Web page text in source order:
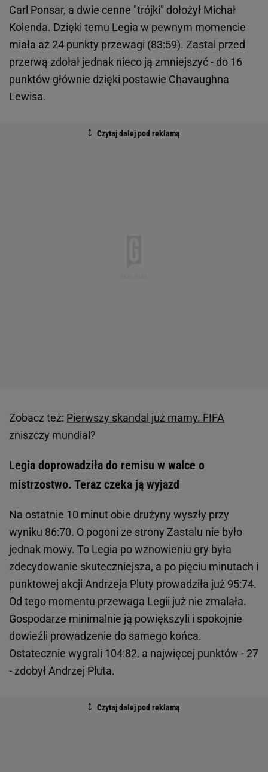
Carl Ponsar, a dwie cenne "trójki" dołożył Michał
Kolenda. Dzięki temu Legia w pewnym momencie
miała aż 24 punkty przewagi (83:59). Zastal przed
przerwą zdołał jednak nieco ją zmniejszyć - do 16
punktów głównie dzięki postawie Chavaughna
Lewisa.
Zobacz też: Pierwszy skandal już mamy. FIFA
zniszczy mundial?
Legia doprowadziła do remisu w walce o
mistrzostwo. Teraz czeka ją wyjazd
Na ostatnie 10 minut obie drużyny wyszły przy
wyniku 86:70. O pogoni ze strony Zastalu nie było
jednak mowy. To Legia po wznowieniu gry była
zdecydowanie skuteczniejsza, a po pięciu minutach i
punktowej akcji Andrzeja Pluty prowadziła już 95:74.
Od tego momentu przewaga Legii już nie zmalała.
Gospodarze minimalnie ją powiększyli i spokojnie
dowieźli prowadzenie do samego końca.
Ostatecznie wygrali 104:82, a najwięcej punktów - 27
- zdobył Andrzej Pluta.